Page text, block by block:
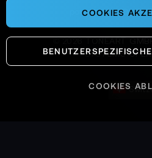
powered by
SYSTEMS
COOKIES
COOKIES